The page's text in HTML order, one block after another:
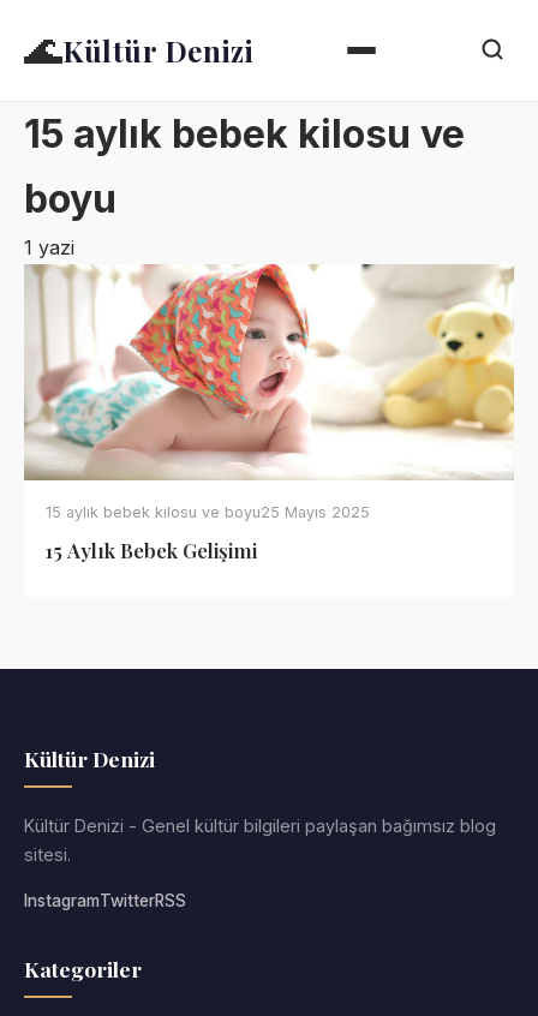
🌊Kültür Denizi
15 aylık bebek kilosu ve
boyu
1 yazi
15 aylık bebek kilosu ve boyu25 Mayıs 2025
15 Aylık Bebek Gelişimi
Kültür Denizi
Kültür Denizi - Genel kültür bilgileri paylaşan bağımsız blog
sitesi.
InstagramTwitterRSS
Kategoriler